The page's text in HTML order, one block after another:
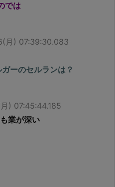
では
月) 07:39:30.083
ーのセルランは？
) 07:45:44.185
業が深い